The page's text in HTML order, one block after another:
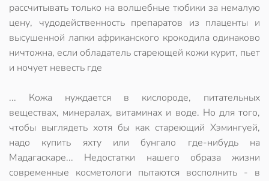
рассчитывать только на волшебные тюбики за немалую
цену, чудодейственность препаратов из плаценты и
высушенной лапки африканского крокодила одинаково
ничтожна, если обладатель стареющей кожи курит, пьет
и ночует невесть где
... Кожа нуждается в кислороде, питательных
веществах, минералах, витаминах и воде. Но для того,
чтобы выглядеть хотя бы как стареющий Хэмингуей,
надо купить яхту или бунгало где-нибудь на
Мадагаскаре... Недостатки нашего образа жизни
современные косметологи пытаются восполнить - в